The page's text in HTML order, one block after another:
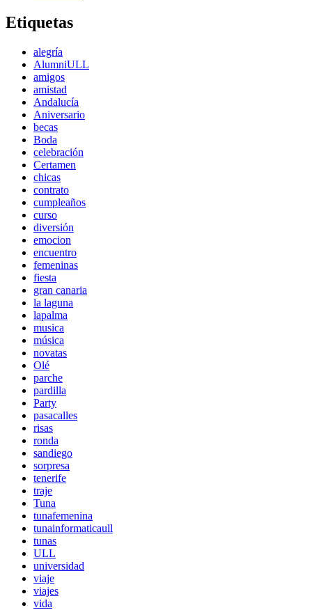
Etiquetas
alegría
AlumniULL
amigos
amistad
Andalucía
Aniversario
becas
Boda
celebración
Certamen
chicas
contrato
cumpleaños
curso
diversión
emocion
encuentro
femeninas
fiesta
gran canaria
la laguna
lapalma
musica
música
novatas
Olé
parche
pardilla
Party
pasacalles
risas
ronda
sandiego
sorpresa
tenerife
traje
Tuna
tunafemenina
tunainformaticaull
tunas
ULL
universidad
viaje
viajes
vida